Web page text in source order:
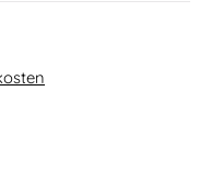
0 von 5 Sternen